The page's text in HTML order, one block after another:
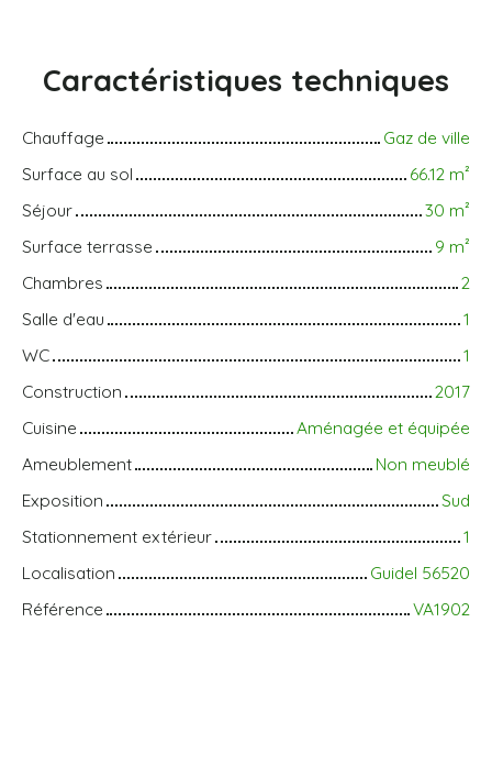
Caractéristiques techniques
Chauffage
Gaz de ville
Surface au sol
66.12 m²
Séjour
30 m²
Surface terrasse
9 m²
Chambres
2
Salle d'eau
1
WC
1
Construction
2017
Cuisine
Aménagée et équipée
Ameublement
Non meublé
Exposition
Sud
Stationnement extérieur
1
Localisation
Guidel 56520
Référence
VA1902